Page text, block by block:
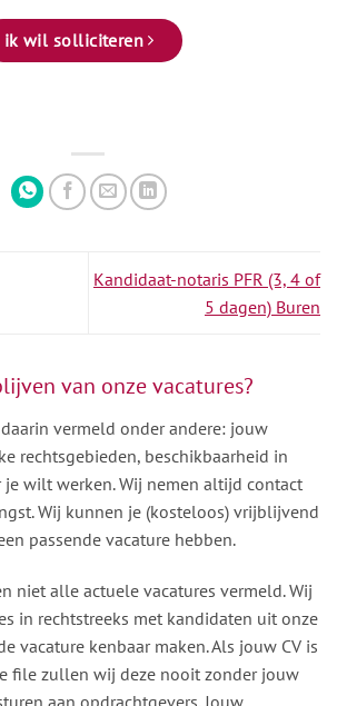
ik wil solliciteren
Kandidaat-notaris PFR (3, 4 of
5 dagen) Buren
van onze vacatures?
vermeld onder andere: jouw
rechtsgebieden, beschikbaarheid in
je wilt werken. Wij nemen altijd contact
Wij kunnen je (kosteloos) vrijblijvend
passende vacature hebben.
niet alle actuele vacatures vermeld. Wij
in rechtstreeks met kandidaten uit onze
vacature kenbaar maken. Als jouw CV is
file zullen wij deze nooit zonder jouw
aan opdrachtgevers. Jouw